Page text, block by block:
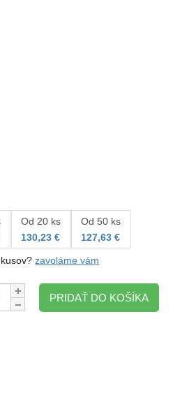
Od 20 ks
130,23 €
Od 50 ks
127,63 €
kusov?zavoláme vám
Množstvo:
PRIDAŤ DO KOŠÍKA